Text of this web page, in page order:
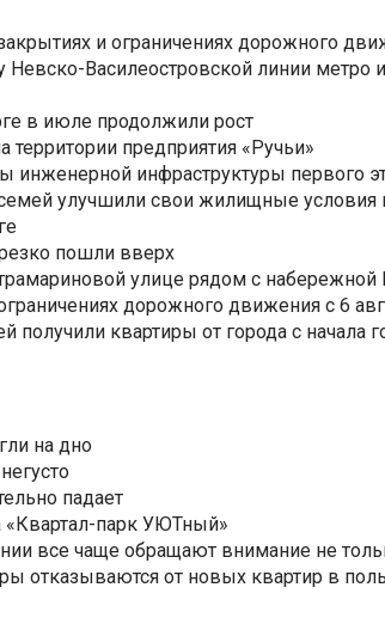
и ограничениях дорожного
Василеостровской линии метро
в июле продолжили рост
территории предприятия «Ручьи»
инфраструктуры первого
улучшили свои жилищные условия
пошли вверх
улице рядом с
дорожного движения с 6
получили квартиры от города с начала
на дно
падает
«Квартал-парк УЮТный»
все чаще обращают внимание не
отказываются от новых квартир в